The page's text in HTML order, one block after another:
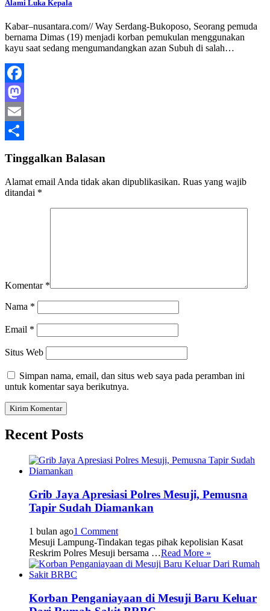
Alami Luka Kepala
Kabar–nusantara.com// Way Serdang-Bukoposo, Seorang pemuda
bernama Dimas (19) menjadi korban pemukulan menggunakan
kayu saat sedang mengumandangkan azan Subuh di salah…
Facebook
Mastodon
Email
Tinggalkan Balasan
Alamat email Anda tidak akan dipublikasikan. Ruas yang wajib
ditandai *
Komentar *
Nama *
Email *
Situs Web
Simpan nama, email, dan situs web saya pada peramban ini
untuk komentar saya berikutnya.
Recent Posts
Grib Jaya Apresiasi Polres Mesuji, Pemusna
Tapir Sudah Diamankan
1 bulan ago1 Comment
Mesuji Lampung-Tindakan tegas pihak kepolisian Kasat
Reskrim Polres Mesuji bersama …Read More »
Korban Penganiayaan di Mesuji Baru Keluar